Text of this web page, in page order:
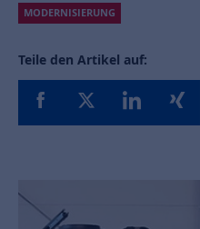
MODERNISIERUNG
Teile den Artikel auf: